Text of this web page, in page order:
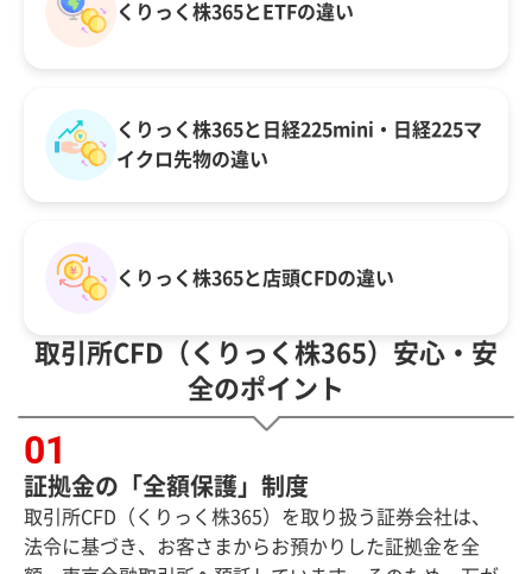
くりっく株365とETFの違い
くりっく株365と日経225mini・日経225マ
イクロ先物の違い
くりっく株365と店頭CFDの違い
取引所CFD（くりっく株365）安心・安
全のポイント
証拠金の「全額保護」制度
取引所CFD（くりっく株365）を取り扱う証券会社は、
法令に基づき、お客さまからお預かりした証拠金を全